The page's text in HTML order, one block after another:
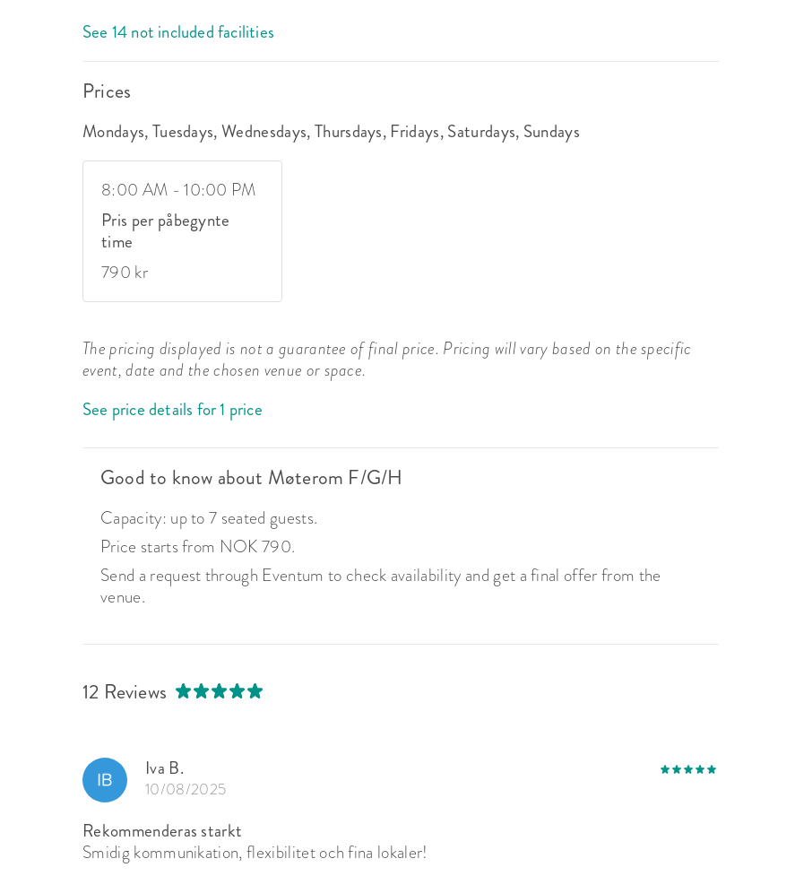
See 14 not included facilities
Prices
Mondays, Tuesdays, Wednesdays, Thursdays, Fridays, Saturdays, Sundays
8:00 AM - 10:00 PM
Pris per påbegynte
time
790 kr
The pricing displayed is not a guarantee of final price. Pricing will vary based on the specific
event, date and the chosen venue or space.
See price details for 1 price
Good to know about Møterom F/G/H
Capacity: up to 7 seated guests.
Price starts from NOK 790.
Send a request through Eventum to check availability and get a final offer from the
venue.
12 Reviews
Iva B.
10/08/2025
Rekommenderas starkt
Smidig kommunikation, flexibilitet och fina lokaler!